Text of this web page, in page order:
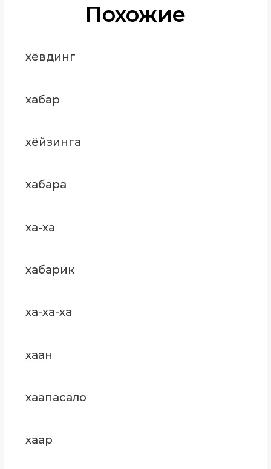
Похожие
хёвдинг
хабар
хёйзинга
хабара
ха-ха
хабарик
ха-ха-ха
хаан
хаапасало
хаар